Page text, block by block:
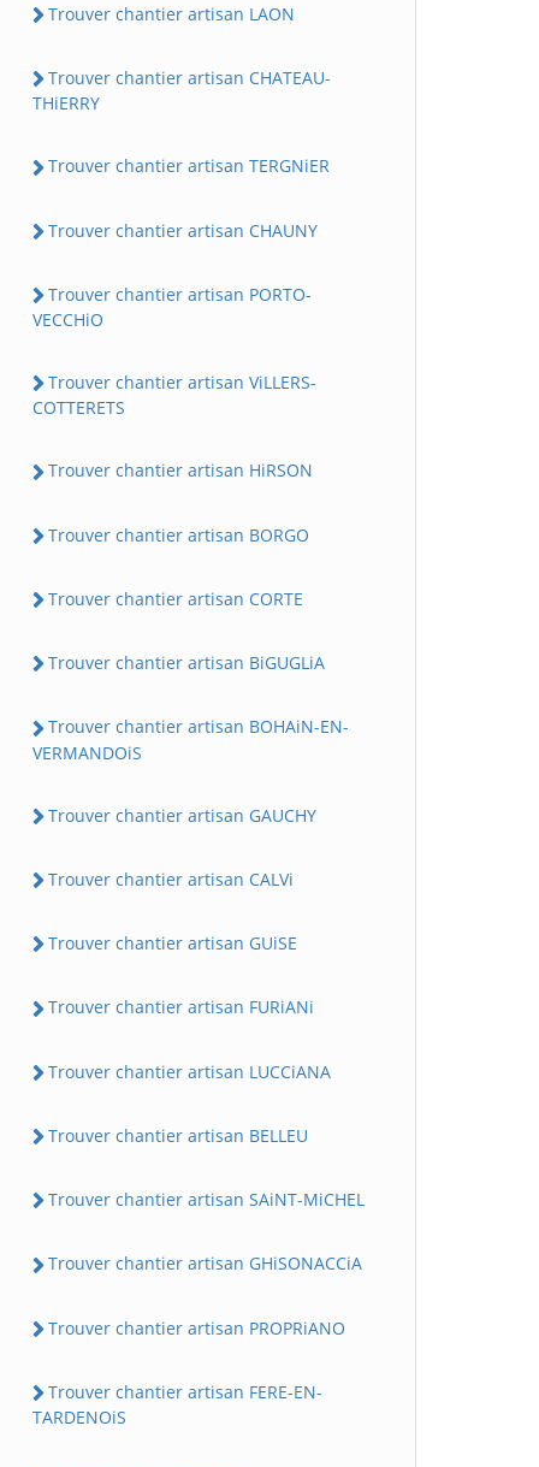
Trouver chantier artisan LAON
Trouver chantier artisan CHATEAU-
THiERRY
Trouver chantier artisan TERGNiER
Trouver chantier artisan CHAUNY
Trouver chantier artisan PORTO-
VECCHiO
Trouver chantier artisan ViLLERS-
COTTERETS
Trouver chantier artisan HiRSON
Trouver chantier artisan BORGO
Trouver chantier artisan CORTE
Trouver chantier artisan BiGUGLiA
Trouver chantier artisan BOHAiN-EN-
VERMANDOiS
Trouver chantier artisan GAUCHY
Trouver chantier artisan CALVi
Trouver chantier artisan GUiSE
Trouver chantier artisan FURiANi
Trouver chantier artisan LUCCiANA
Trouver chantier artisan BELLEU
Trouver chantier artisan SAiNT-MiCHEL
Trouver chantier artisan GHiSONACCiA
Trouver chantier artisan PROPRiANO
Trouver chantier artisan FERE-EN-
TARDENOiS